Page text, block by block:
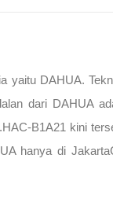
yaitu DAHUA.
dari DAHUA
B1A21 kini
hanya di